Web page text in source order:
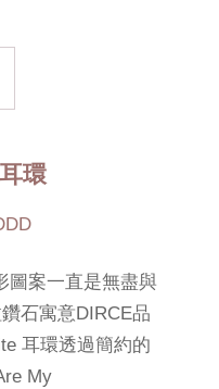
環
圖案一直是無盡與
石寓意DIRCE品
耳環透過簡約的
My